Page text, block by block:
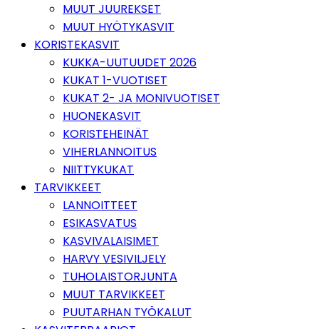
MUUT JUUREKSET
MUUT HYÖTYKASVIT
KORISTEKASVIT
KUKKA-UUTUUDET 2026
KUKAT 1-VUOTISET
KUKAT 2- JA MONIVUOTISET
HUONEKASVIT
KORISTEHEINÄT
VIHERLANNOITUS
NIITTYKUKAT
TARVIKKEET
LANNOITTEET
ESIKASVATUS
KASVIVALAISIMET
HARVY VESIVILJELY
TUHOLAISTORJUNTA
MUUT TARVIKKEET
PUUTARHAN TYÖKALUT